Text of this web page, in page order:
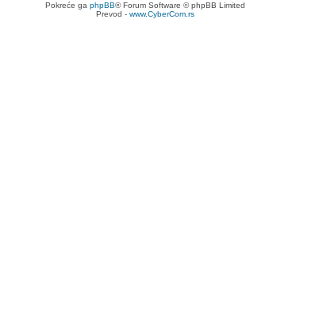
Pokreće ga phpBB® Forum Software © phpBB Limited
Prevod - www.CyberCom.rs